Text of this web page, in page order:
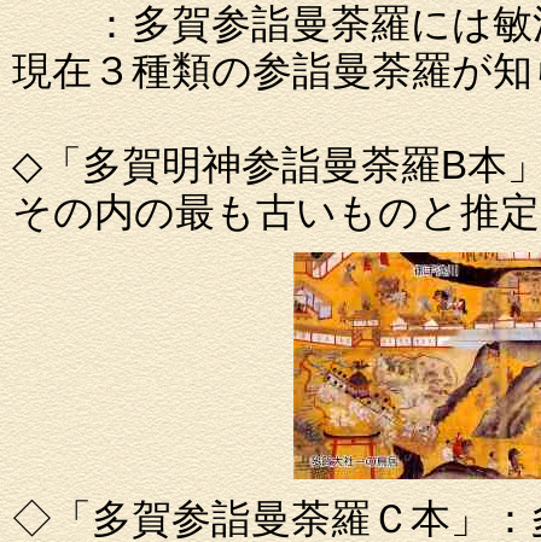
：多賀参詣曼荼羅には敏
現在３種類の参詣曼荼羅が
◇「多賀明神参詣曼荼羅B本
その内の最も古いものと推
◇「多賀参詣曼荼羅Ｃ本」：